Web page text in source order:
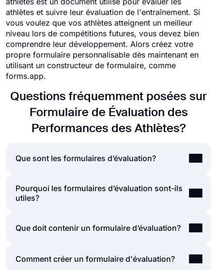
athlètes et suivre leur évaluation de l'entraînement. Si
vous voulez que vos athlètes atteignent un meilleur
niveau lors de compétitions futures, vous devez bien
comprendre leur développement. Alors créez votre
propre formulaire personnalisable dès maintenant en
utilisant un constructeur de formulaire, comme
forms.app.
Questions fréquemment posées sur
Formulaire de Évaluation des
Performances des Athlètes?
Que sont les formulaires d’évaluation?
Un formulaire d'évaluation est un document qui
pose une série de questions pour évaluer un
être créés et utilisés à de nombreuses fins, telles
professionnel, etc.
Pourquoi les formulaires d’évaluation sont-ils
utiles?
Que vous créiez un formulaire pour évaluer les
évaluation, cela aide les participants à réfléchir
Que doit contenir un formulaire d’évaluation?
Un formulaire d’évaluation typique comprend
Comment créer un formulaire d'évaluation?